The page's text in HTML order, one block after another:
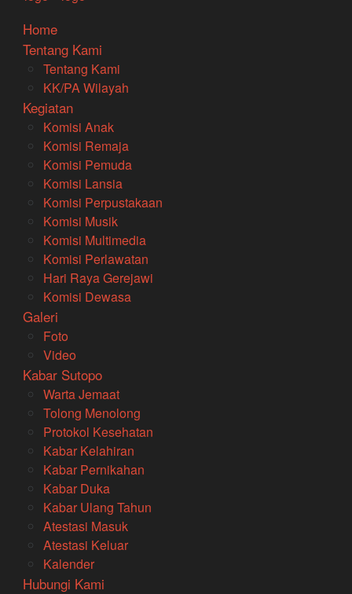
Home
Tentang Kami
Tentang Kami
KK/PA Wilayah
Kegiatan
Komisi Anak
Komisi Remaja
Komisi Pemuda
Komisi Lansia
Komisi Perpustakaan
Komisi Musik
Komisi Multimedia
Komisi Perlawatan
Hari Raya Gerejawi
Komisi Dewasa
Galeri
Foto
Video
Kabar Sutopo
Warta Jemaat
Tolong Menolong
Protokol Kesehatan
Kabar Kelahiran
Kabar Pernikahan
Kabar Duka
Kabar Ulang Tahun
Atestasi Masuk
Atestasi Keluar
Kalender
Hubungi Kami